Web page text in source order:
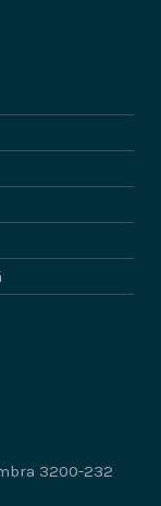
3200-232